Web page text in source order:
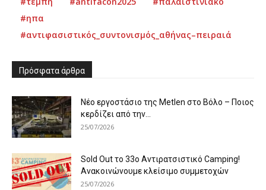
#ηπα
#αντιφασιστικός_συντονισμός_αθήνας–πειραιά
Πρόσφατα άρθρα
Νέο εργοστάσιο της Metlen στο Βόλο – Ποιος
κερδίζει από την...
25/07/2026
Sold Out το 33ο Αντιρατσιστικό Camping!
Ανακοινώνουμε κλείσιμο συμμετοχών
25/07/2026